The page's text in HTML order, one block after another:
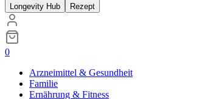
Longevity Hub Rezept
0
Arzneimittel & Gesundheit
Familie
Ernährung & Fitness